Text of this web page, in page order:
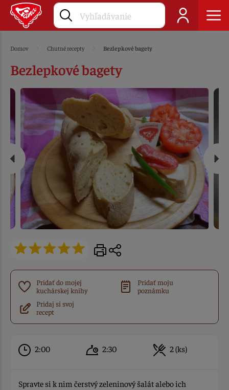
Domov Chutné recepty Bezlepkové bagety
Bezlepkové bagety
Pridať do mojej
kuchárskej knihy
Pridať moju
poznámku
Pridaj si svoj
recept
2:00 2:30 2 (ks)
Spravte si k nim čerstvý zeleninový šalát alebo ich